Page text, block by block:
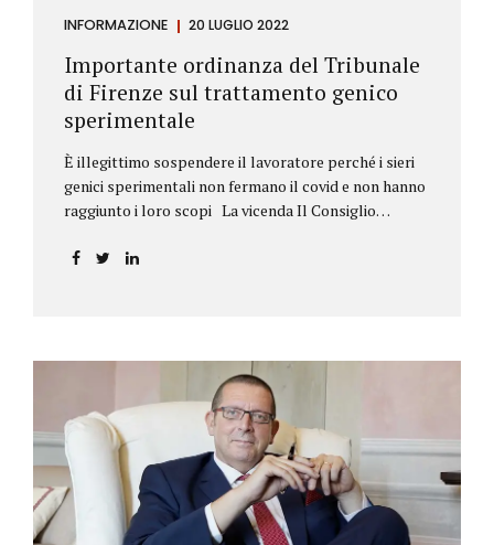
INFORMAZIONE 20 LUGLIO 2022
Importante ordinanza del Tribunale
di Firenze sul trattamento genico
sperimentale
È illegittimo sospendere il lavoratore perché i sieri
genici sperimentali non fermano il covid e non hanno
raggiunto i loro scopi La vicenda Il Consiglio
alla sospensione di una propria iscritta, a causa del
76/2021. La psicologa ricorreva in via d’urgenza al
Tribunale di Firenze per chiedere la sospensione di
tale provvedimento, gravemente pregiudizievole per
la propria persona, in quanto impeditivo dello
svolgimento della libera professione. Per il Giudice
fiorentino, Dott.ssa Susanna Zanda, il
provvedimento assunto dal Consiglio lede...